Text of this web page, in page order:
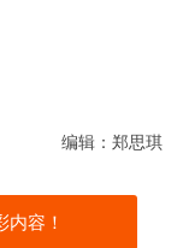
编辑：郑思琪
容！